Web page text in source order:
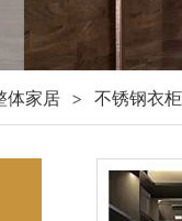
体家居 > 不锈钢衣柜